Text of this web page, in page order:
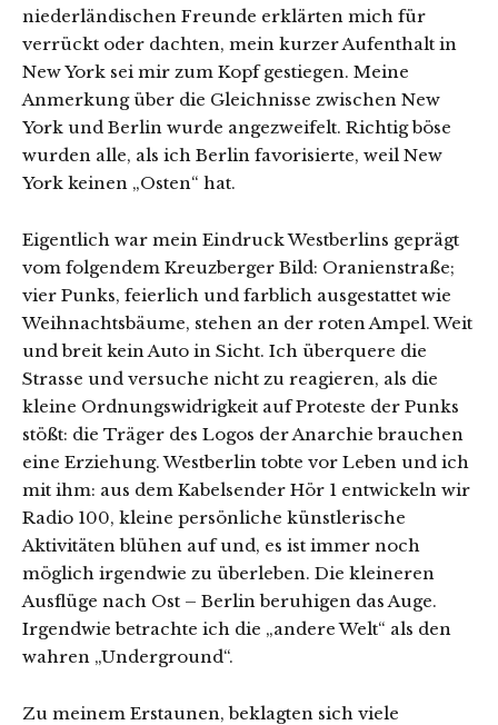
niederländischen Freunde erklärten mich für
verrückt oder dachten, mein kurzer Aufenthalt in
New York sei mir zum Kopf gestiegen. Meine
Anmerkung über die Gleichnisse zwischen New
York und Berlin wurde angezweifelt. Richtig böse
wurden alle, als ich Berlin favorisierte, weil New
York keinen „Osten“ hat.
Eigentlich war mein Eindruck Westberlins geprägt
vom folgendem Kreuzberger Bild: Oranienstraße;
vier Punks, feierlich und farblich ausgestattet wie
Weihnachtsbäume, stehen an der roten Ampel. Weit
und breit kein Auto in Sicht. Ich überquere die
Strasse und versuche nicht zu reagieren, als die
kleine Ordnungswidrigkeit auf Proteste der Punks
stößt: die Träger des Logos der Anarchie brauchen
eine Erziehung. Westberlin tobte vor Leben und ich
mit ihm: aus dem Kabelsender Hör 1 entwickeln wir
Radio 100, kleine persönliche künstlerische
Aktivitäten blühen auf und, es ist immer noch
möglich irgendwie zu überleben. Die kleineren
Ausflüge nach Ost – Berlin beruhigen das Auge.
Irgendwie betrachte ich die „andere Welt“ als den
wahren „Underground“.
Zu meinem Erstaunen, beklagten sich viele